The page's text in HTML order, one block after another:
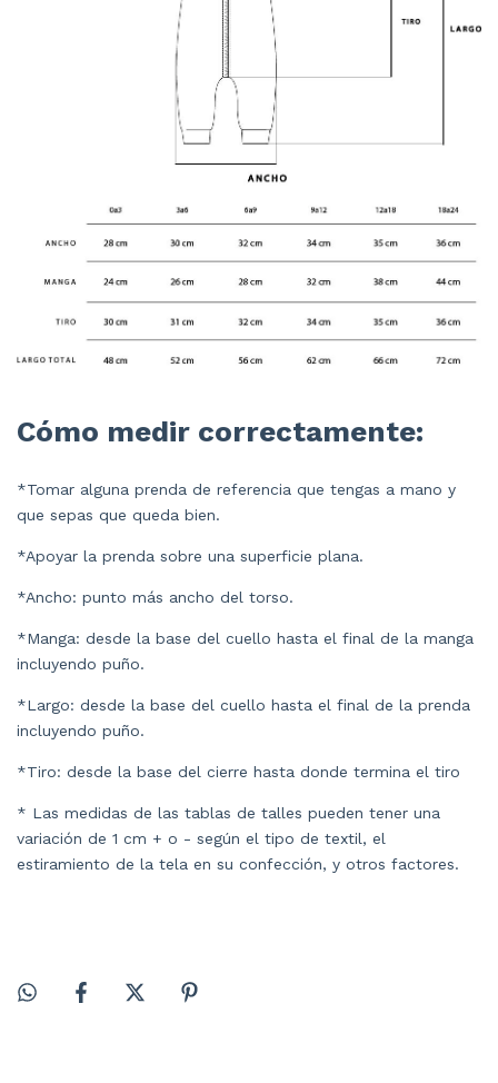
Cómo medir correctamente:
*Tomar alguna prenda de referencia que tengas a mano y
que sepas que queda bien.
*Apoyar la prenda sobre una superficie plana.
*Ancho: punto más ancho del torso.
*Manga: desde la base del cuello hasta el final de la manga
incluyendo puño.
*Largo: desde la base del cuello hasta el final de la prenda
incluyendo puño.
*Tiro: desde la base del cierre hasta donde termina el tiro
* Las medidas de las tablas de talles pueden tener una
variación de 1 cm + o - según el tipo de textil, el
estiramiento de la tela en su confección, y otros factores.